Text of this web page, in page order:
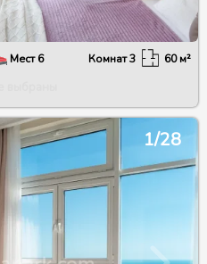
Мест6 Комнат3 60м²
1/28